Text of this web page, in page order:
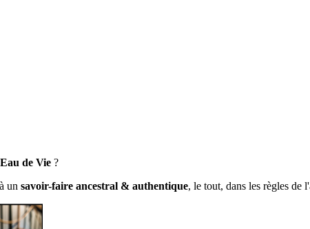
de Vie ?
un savoir-faire ancestral & authentique, le tout, dans les règles de